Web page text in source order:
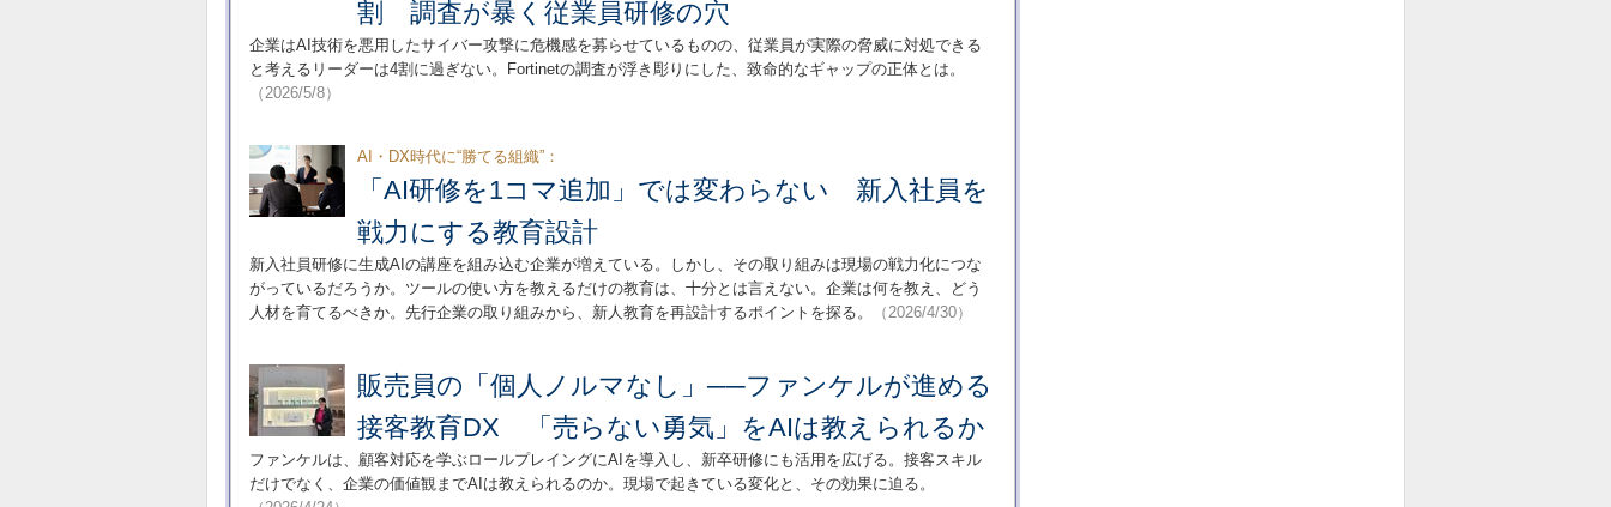
割 調査が暴く従業員研修の穴
企業はAI技術を悪用したサイバー攻撃に危機感を募らせているものの、従業員が実際の脅威に対処できる
と考えるリーダーは4割に過ぎない。Fortinetの調査が浮き彫りにした、致命的なギャップの正体とは。
（2026/5/8）
AI・DX時代に“勝てる組織”：
「AI研修を1コマ追加」では変わらない 新入社員を
戦力にする教育設計
新入社員研修に生成AIの講座を組み込む企業が増えている。しかし、その取り組みは現場の戦力化につな
がっているだろうか。ツールの使い方を教えるだけの教育は、十分とは言えない。企業は何を教え、どう
人材を育てるべきか。先行企業の取り組みから、新人教育を再設計するポイントを探る。
（2026/4/30）
販売員の「個人ノルマなし」──ファンケルが進める
接客教育DX 「売らない勇気」をAIは教えられるか
ファンケルは、顧客対応を学ぶロールプレイングにAIを導入し、新卒研修にも活用を広げる。接客スキル
だけでなく、企業の価値観までAIは教えられるのか。現場で起きている変化と、その効果に迫る。